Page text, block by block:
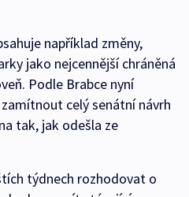
například změny,
jako nejcennější chráněná
Podle Brabce nyní
celý senátní návrh
tak, jak odešla ze
týdnech rozhodovat o